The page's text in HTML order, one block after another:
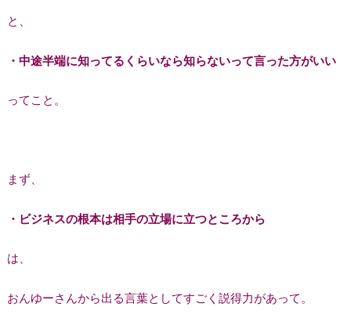
と、
・中途半端に知ってるくらいなら知らないって言った方がいい
ってこと。
まず、
・ビジネスの根本は相手の立場に立つところから
は、
おんゆーさんから出る言葉としてすごく説得力があって。